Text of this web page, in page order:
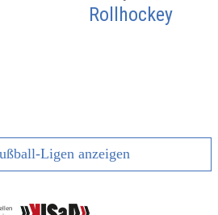
Rollhockey
Ligen anzeigen